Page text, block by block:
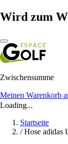
Wird zum
Zwischensumme
Meinen Warenkorb
Loading...
Startseite
/ Hose adidas